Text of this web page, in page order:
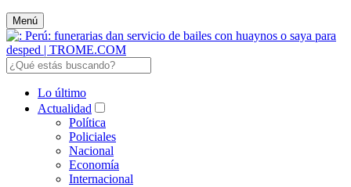
Menú
Lo último
Actualidad
Política
Policiales
Nacional
Economía
Internacional